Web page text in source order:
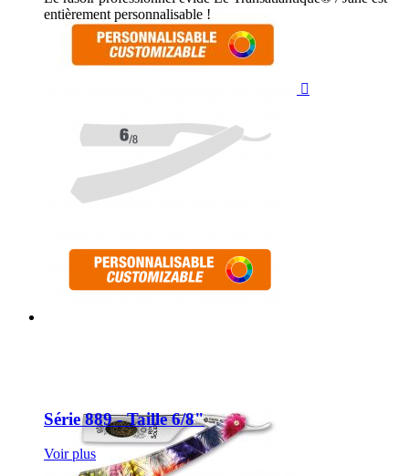

entièrement personnalisable !
Série 889 - Taille 6/8"
Voir plus